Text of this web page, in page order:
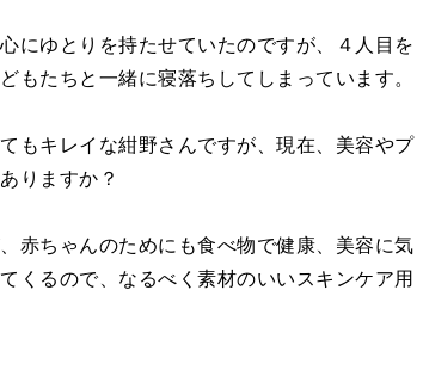
にゆとりを持たせていたのですが、４人目を
たちと一緒に寝落ちしてしまっています。
キレイな紺野さんですが、現在、美容やプ
りますか？
ちゃんのためにも食べ物で健康、美容に気
くるので、なるべく素材のいいスキンケア用